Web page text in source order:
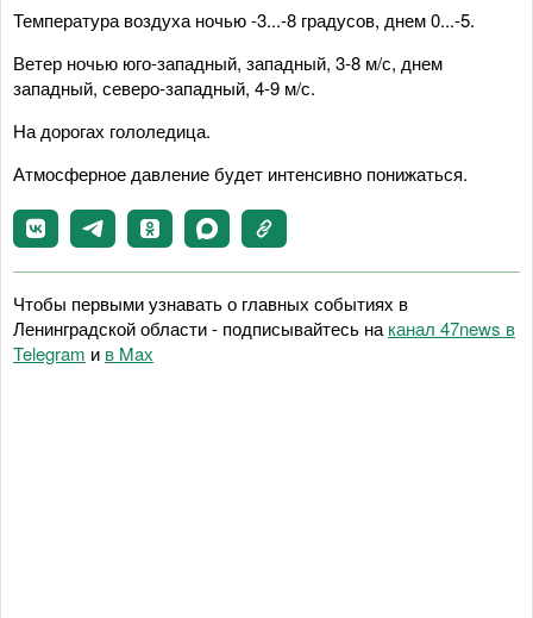
Температура воздуха ночью -3...-8 градусов, днем 0...-5.
Ветер ночью юго-западный, западный, 3-8 м/с, днем
западный, северо-западный, 4-9 м/с.
На дорогах гололедица.
Атмосферное давление будет интенсивно понижаться.
Чтобы первыми узнавать о главных событиях в
Ленинградской области - подписывайтесь на канал 47news в
Telegram и в Maх